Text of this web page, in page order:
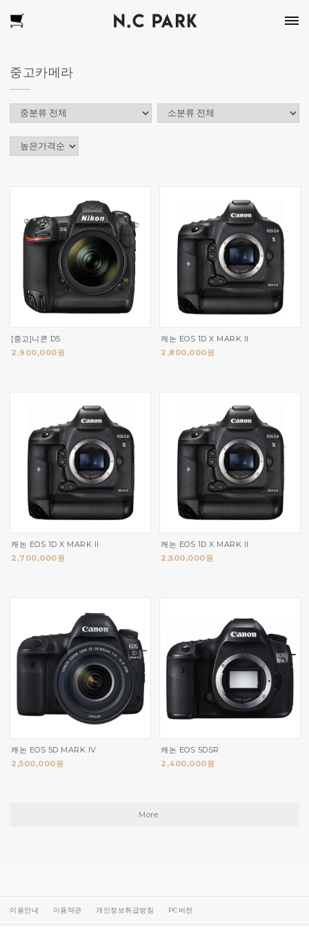
중고카메라
[중고]니콘 D5
2,900,000원
캐논 EOS 1D X MARK II
2,800,000원
캐논 EOS 1D X MARK II
2,700,000원
캐논 EOS 1D X MARK II
2,500,000원
캐논 EOS 5D MARK IV
2,500,000원
캐논 EOS 5DSR
2,400,000원
More
이용안내 이용약관 개인정보취급방침 PC버전